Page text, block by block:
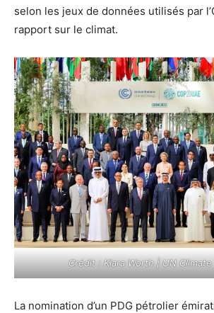
selon les jeux de données utilisés par
rapport sur le climat.
Crédit : Kiara Worth | UN Climate
La nomination d’un PDG pétrolier